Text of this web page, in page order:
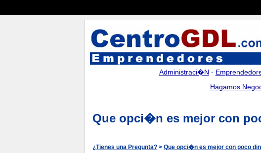
Administraci�n -
Hagamos
Que opci�n es mejor con
¿Tienes una Pregunta? > Que opci�n es mejor con poco